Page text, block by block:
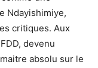
Ndayishimiye,
critiques. Aux
devenu
absolu sur le